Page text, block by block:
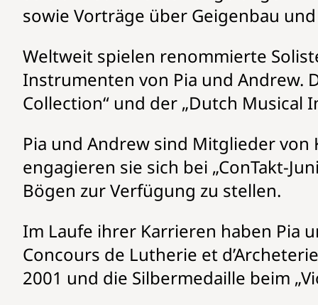
sowie Vorträge über Geigenbau
Weltweit spielen renommierte
Instrumenten von Pia und Andrew.
Collection“ und der „Dutch
Pia und Andrew sind Mitglieder
engagieren sie sich bei „ConTakt-
Bögen zur Verfügung zu stellen.
Im Laufe ihrer Karrieren haben Pia
Concours de Lutherie et
2001 und die Silbermedaille beim